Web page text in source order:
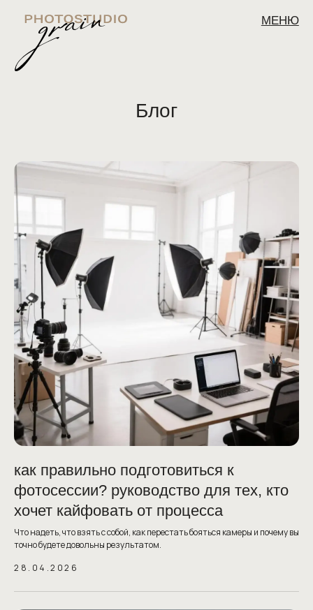
Блог
как правильно подготовиться к
фотосессии? руководство для тех, кто
хочет кайфовать от процесса
Что надеть, что взять с собой, как перестать бояться камеры и почему вы
точно будете довольны результатом.
28.04.2026